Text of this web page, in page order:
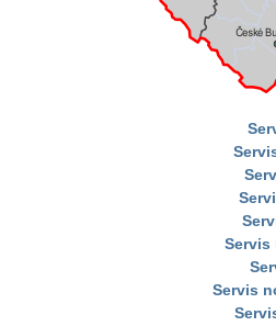
Servis
Servis